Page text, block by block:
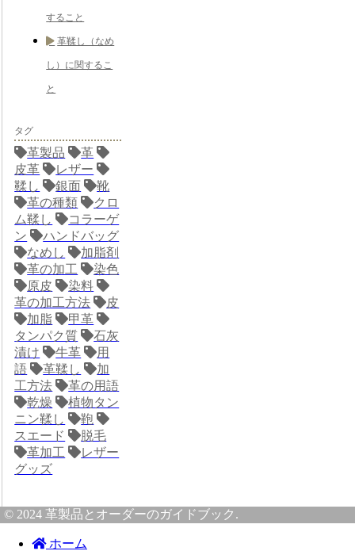
すること
革鞣し（なめ
し）に関するこ
と
タグ
革製品
革
皮革
レザー
鞣し
銀面
靴
革の種類
クロ
ム鞣し
コラーゲ
ン
ハンドバッグ
なめし
加脂剤
革の加工
染色
原皮
染料
革の加工方法
皮
加脂
甲革
タンパク質
石灰
漬け
牛革
用
語
革鞣し
加
工方法
革の用語
乾燥
植物タン
ニン鞣し
鞄
スエード
脱毛
革加工
レザー
グッズ
© 2024 革製品とオーダーのガイドブック.
ホーム